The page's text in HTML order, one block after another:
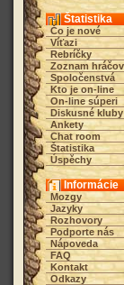
Štatistika
Čo je nové
Víťazi
Rebríčky
Zoznam hráčov
Spoločenstvá
Kto je on-line
On-line súperi
Diskusné kluby
Ankety
Chat room
Štatistika
Úspěchy
Informácie
Mozgy
Jazyky
Rozhovory
Podporte nás
Nápoveda
FAQ
Kontakt
Odkazy